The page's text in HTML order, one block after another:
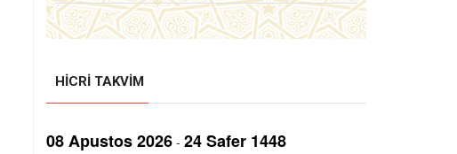
HICRI TAKVIM
08 Aрustos 2026 - 24 Safer 1448